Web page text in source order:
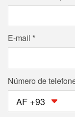
E-mail
Número de
AF +93